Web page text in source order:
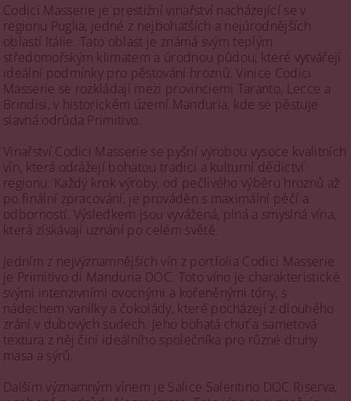
Codici Masserie je prestižní vinařství nacházející se v
regionu Puglia, jedné z nejbohatších a nejúrodnějších
oblastí Itálie. Tato oblast je známá svým teplým
středomořským klimatem a úrodnou půdou, které vytvářejí
ideální podmínky pro pěstování hroznů. Vinice Codici
Masserie se rozkládají mezi provinciemi Taranto, Lecce a
Brindisi, v historickém území Manduria, kde se pěstuje
slavná odrůda Primitivo.
Vinařství Codici Masserie se pyšní výrobou vysoce kvalitních
vín, která odrážejí bohatou tradici a kulturní dědictví
regionu. Každý krok výroby, od pečlivého výběru hroznů až
po finální zpracování, je prováděn s maximální péčí a
odborností. Výsledkem jsou vyvážená, plná a smyslná vína,
která získávají uznání po celém světě.
Jedním z nejvýznamnějších vín z portfolia Codici Masserie
je Primitivo di Manduria DOC. Toto víno je charakteristické
svými intenzivními ovocnými a kořeněnými tóny, s
nádechem vanilky a čokolády, které pocházejí z dlouhého
zrání v dubových sudech. Jeho bohatá chuť a sametová
textura z něj činí ideálního společníka pro různé druhy
masa a sýrů.
Dalším významným vínem je Salice Salentino DOC Riserva,